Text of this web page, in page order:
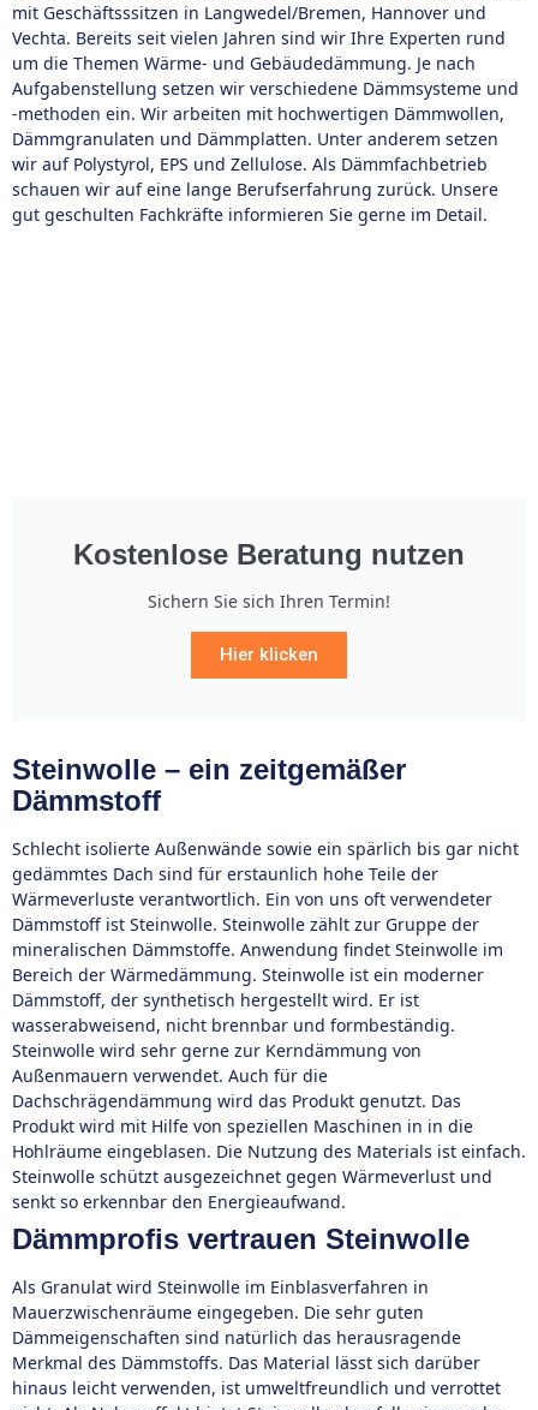
mit Geschäftsssitzen in Langwedel/Bremen, Hannover und
Vechta. Bereits seit vielen Jahren sind wir Ihre Experten rund
um die Themen Wärme- und Gebäudedämmung. Je nach
Aufgabenstellung setzen wir verschiedene Dämmsysteme und
-methoden ein. Wir arbeiten mit hochwertigen Dämmwollen,
Dämmgranulaten und Dämmplatten. Unter anderem setzen
wir auf Polystyrol, EPS und Zellulose. Als Dämmfachbetrieb
schauen wir auf eine lange Berufserfahrung zurück. Unsere
gut geschulten Fachkräfte informieren Sie gerne im Detail.
Kostenlose Beratung nutzen
Sichern Sie sich Ihren Termin!
Hier klicken
Steinwolle – ein zeitgemäßer
Dämmstoff
Schlecht isolierte Außenwände sowie ein spärlich bis gar nicht
gedämmtes Dach sind für erstaunlich hohe Teile der
Wärmeverluste verantwortlich. Ein von uns oft verwendeter
Dämmstoff ist Steinwolle. Steinwolle zählt zur Gruppe der
mineralischen Dämmstoffe. Anwendung findet Steinwolle im
Bereich der Wärmedämmung. Steinwolle ist ein moderner
Dämmstoff, der synthetisch hergestellt wird. Er ist
wasserabweisend, nicht brennbar und formbeständig.
Steinwolle wird sehr gerne zur Kerndämmung von
Außenmauern verwendet. Auch für die
Dachschrägendämmung wird das Produkt genutzt. Das
Produkt wird mit Hilfe von speziellen Maschinen in in die
Hohlräume eingeblasen. Die Nutzung des Materials ist einfach.
Steinwolle schützt ausgezeichnet gegen Wärmeverlust und
senkt so erkennbar den Energieaufwand.
Dämmprofis vertrauen Steinwolle
Als Granulat wird Steinwolle im Einblasverfahren in
Mauerzwischenräume eingegeben. Die sehr guten
Dämmeigenschaften sind natürlich das herausragende
Merkmal des Dämmstoffs. Das Material lässt sich darüber
hinaus leicht verwenden, ist umweltfreundlich und verrottet